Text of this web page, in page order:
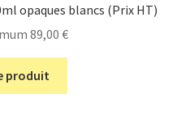
opaques blancs (Prix HT)
89,00 €
produit